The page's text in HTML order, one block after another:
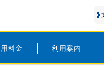
料金 利用案内